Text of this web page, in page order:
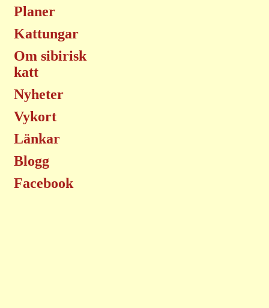
Planer
Kattungar
Om sibirisk
katt
Nyheter
Vykort
Länkar
Blogg
Facebook